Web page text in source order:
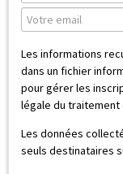
Les informations
dans un fichier
pour gérer les
légale du
Les données
seuls destinataires